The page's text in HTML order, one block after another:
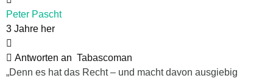
Peter Pascht
3 Jahre her
Antworten an Tabascoman
„Denn es hat das Recht – und macht davon ausgiebig